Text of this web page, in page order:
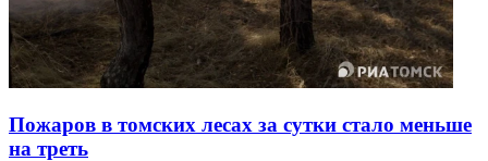
Пожаров в томских лесах за сутки стало меньше
на треть